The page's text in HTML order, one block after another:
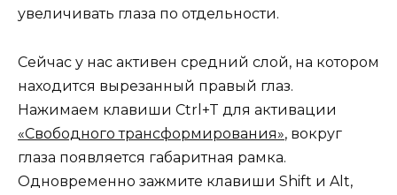
увеличивать глаза по отдельности.
Сейчас у нас активен средний слой, на котором
находится вырезанный правый глаз.
Нажимаем клавиши Ctrl+T для активации
«Свободного трансформирования», вокруг
глаза появляется габаритная рамка.
Одновременно зажмите клавиши Shift и Alt,